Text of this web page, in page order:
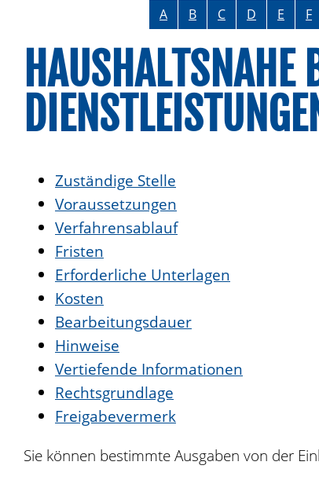
Alphabetisches Register überspringen
A B C D E F
HAUSHALTSNAHE
Zuständige Stelle
Voraussetzungen
Verfahrensablauf
Fristen
Erforderliche Unterlagen
Kosten
Bearbeitungsdauer
Hinweise
Vertiefende Informationen
Rechtsgrundlage
Freigabevermerk
Sie können bestimmte Ausgaben von der